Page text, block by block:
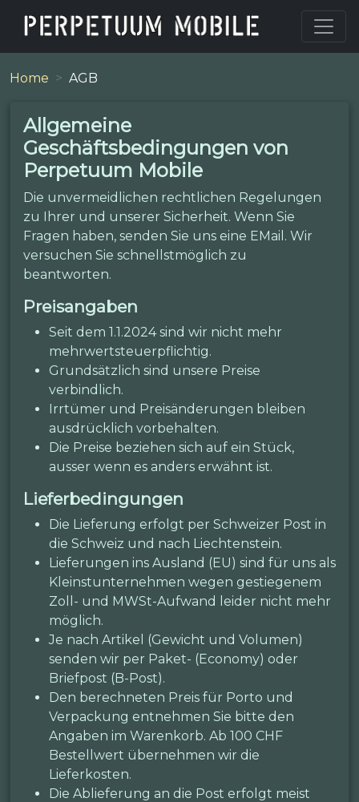
Home AGB
Allgemeine
Geschäftsbedingungen von
Perpetuum Mobile
Die unvermeidlichen rechtlichen Regelungen
zu Ihrer und unserer Sicherheit. Wenn Sie
Fragen haben, senden Sie uns eine EMail. Wir
versuchen Sie schnellstmöglich zu
beantworten.
Preisangaben
Seit dem 1.1.2024 sind wir nicht mehr
mehrwertsteuerpflichtig.
Grundsätzlich sind unsere Preise
verbindlich.
Irrtümer und Preisänderungen bleiben
ausdrücklich vorbehalten.
Die Preise beziehen sich auf ein Stück,
ausser wenn es anders erwähnt ist.
Lieferbedingungen
Die Lieferung erfolgt per Schweizer Post in
die Schweiz und nach Liechtenstein.
Lieferungen ins Ausland (EU) sind für uns als
Kleinstunternehmen wegen gestiegenem
Zoll- und MWSt-Aufwand leider nicht mehr
möglich.
Je nach Artikel (Gewicht und Volumen)
senden wir per Paket- (Economy) oder
Briefpost (B-Post).
Den berechneten Preis für Porto und
Verpackung entnehmen Sie bitte den
Angaben im Warenkorb. Ab 100 CHF
Bestellwert übernehmen wir die
Lieferkosten.
Die Ablieferung an die Post erfolgt meist